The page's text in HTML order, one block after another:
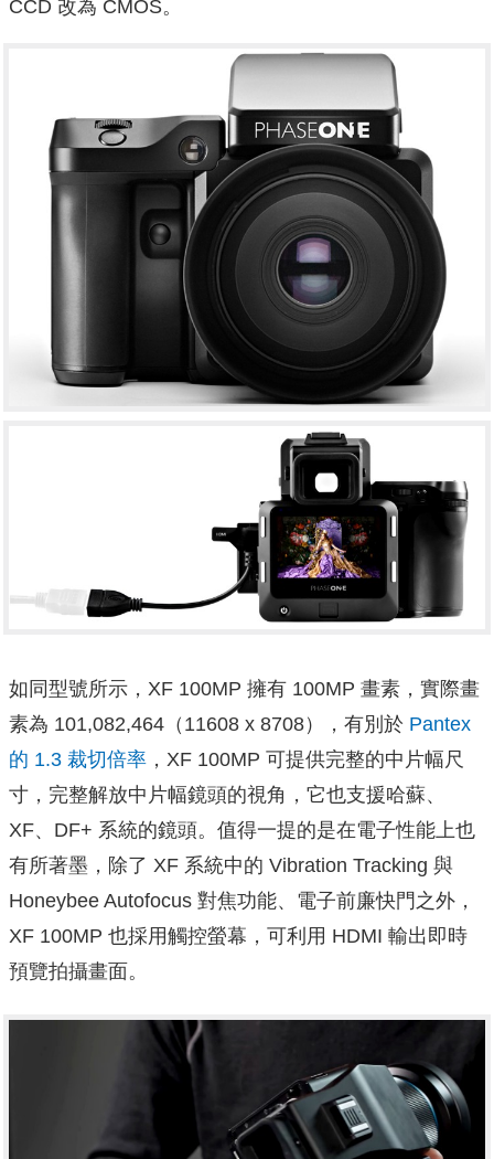
CCD 改為 CMOS。
如同型號所示，XF 100MP 擁有 100MP 畫素，實際畫
素為 101,082,464（11608 x 8708）， 有別於 Pantex
的 1.3 裁切倍率 ，XF 100MP 可提供完整的中片幅尺
寸，完整解放中片幅鏡頭的視角，它也支援哈蘇、
XF、DF+ 系統的鏡頭。值得一提的是在電子性能上也
有所著墨，除了 XF 系統中的 Vibration Tracking 與
Honeybee Autofocus 對焦功能、電子前廉快門之外，
XF 100MP 也採用觸控螢幕，可利用 HDMI 輸出即時
預覽拍攝畫面。